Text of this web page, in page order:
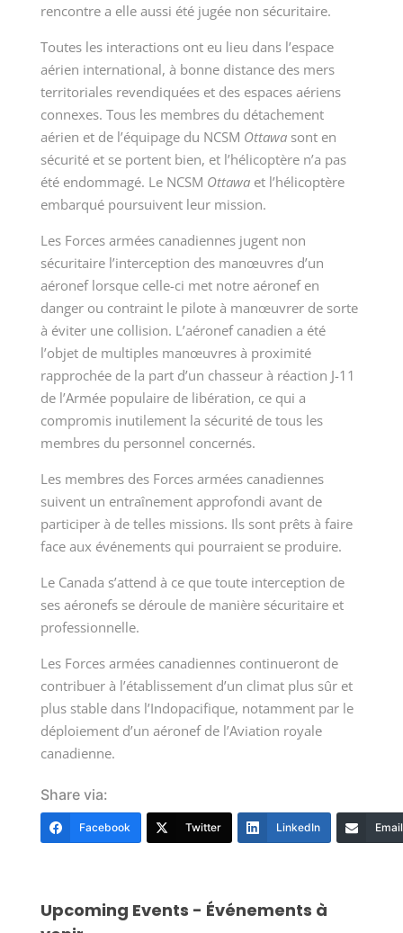
rencontre a elle aussi été jugée non sécuritaire.
Toutes les interactions ont eu lieu dans l’espace
aérien international, à bonne distance des mers
territoriales revendiquées et des espaces aériens
connexes. Tous les membres du détachement
aérien et de l’équipage du NCSM Ottawasont en
sécurité et se portent bien, et l’hélicoptère n’a pas
été endommagé. Le NCSM Ottawaet l’hélicoptère
embarqué poursuivent leur mission.
Les Forces armées canadiennes jugent non
sécuritaire l’interception des manœuvres d’un
aéronef lorsque celle-ci met notre aéronef en
danger ou contraint le pilote à manœuvrer de sorte
à éviter une collision. L’aéronef canadien a été
l’objet de multiples manœuvres à proximité
rapprochée de la part d’un chasseur à réaction J-11
de l’Armée populaire de libération, ce qui a
compromis inutilement la sécurité de tous les
membres du personnel concernés.
Les membres des Forces armées canadiennes
suivent un entraînement approfondi avant de
participer à de telles missions. Ils sont prêts à faire
face aux événements qui pourraient se produire.
Le Canada s’attend à ce que toute interception de
ses aéronefs se déroule de manière sécuritaire et
professionnelle.
Les Forces armées canadiennes continueront de
contribuer à l’établissement d’un climat plus sûr et
plus stable dans l’Indopacifique, notamment par le
déploiement d’un aéronef de l’Aviation royale
canadienne.
Share via:
Facebook Twitter LinkedIn Email
Upcoming Events - Événements à